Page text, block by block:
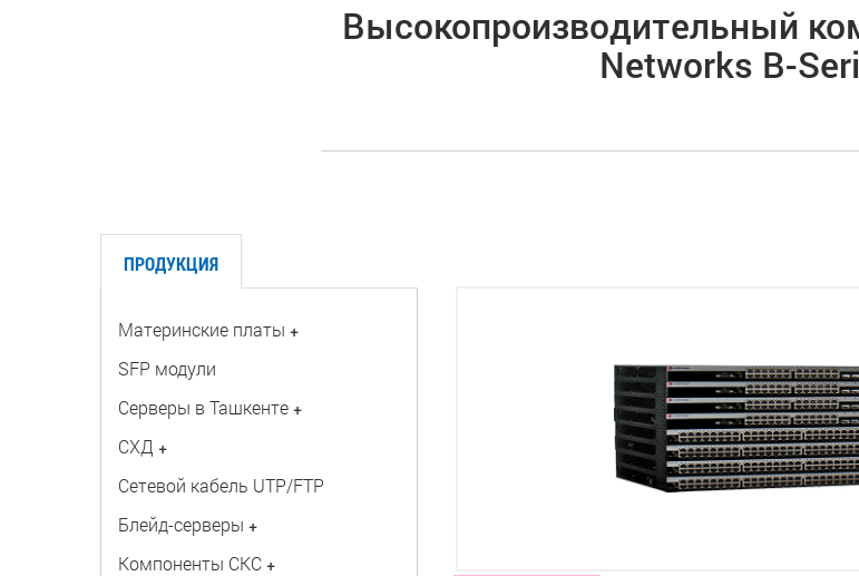
Высокопроизводительный
Networks B-
ПРОДУКЦИЯ
Материнские платы +
SFP модули
Серверы в Ташкенте +
СХД +
Сетевой кабель UTP/FTP
Блейд-серверы +
Компоненты СКС +